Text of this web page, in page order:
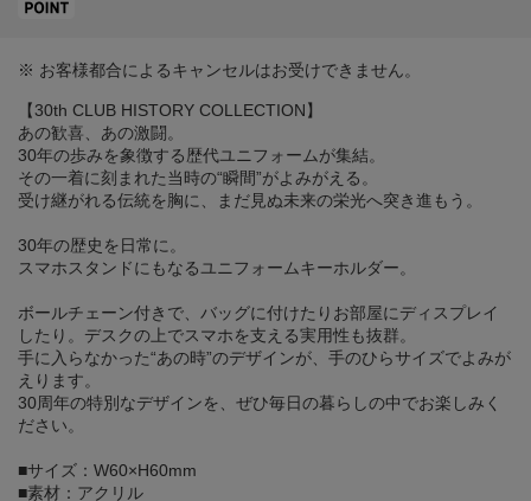
※ お客様都合によるキャンセルはお受けできません。
【30th CLUB HISTORY COLLECTION】
あの歓喜、あの激闘。
30年の歩みを象徴する歴代ユニフォームが集結。
その一着に刻まれた当時の“瞬間”がよみがえる。
受け継がれる伝統を胸に、まだ見ぬ未来の栄光へ突き進もう。
30年の歴史を日常に。
スマホスタンドにもなるユニフォームキーホルダー。
ボールチェーン付きで、バッグに付けたりお部屋にディスプレイ
したり。デスクの上でスマホを支える実用性も抜群。
手に入らなかった“あの時”のデザインが、手のひらサイズでよみが
えります。
30周年の特別なデザインを、ぜひ毎日の暮らしの中でお楽しみく
ださい。
■サイズ：W60×H60mm
■素材：アクリル